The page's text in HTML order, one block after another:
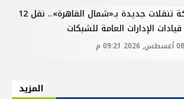
حركة تنقلات جديدة بـ«شمال القاهرة».. نقل 12
الإدارات العامة للشبكات
المزيد